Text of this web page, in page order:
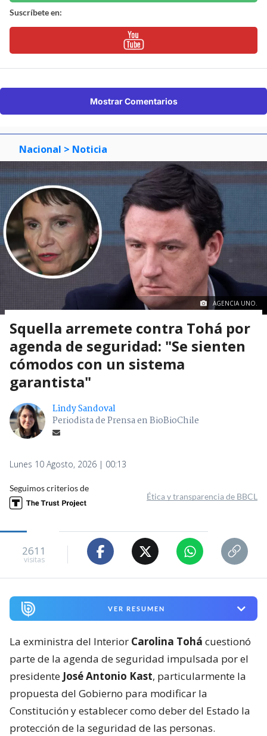
Suscríbete en:
Mostrar Comentarios
Nacional > Noticia
AGENCIA UNO.
Squella arremete contra Tohá por
agenda de seguridad: "Se sienten
cómodos con un sistema
garantista"
Lindy Sandoval
Periodista de Prensa en BioBioChile
Lunes 10 Agosto, 2026 | 00:13
Seguimos criterios de
Ética y transparencia de BBCL
2611
visitas
VER RESUMEN
La exministra del Interior Carolina Tohá cuestionó
parte de la agenda de seguridad impulsada por el
presidente José Antonio Kast, particularmente la
propuesta del Gobierno para modificar la
Constitución y establecer como deber del Estado la
protección de la seguridad de las personas.